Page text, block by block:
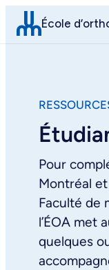
Aller
au
École
Pour
Montréal
Faculté de
l’ÉOA met
quelques